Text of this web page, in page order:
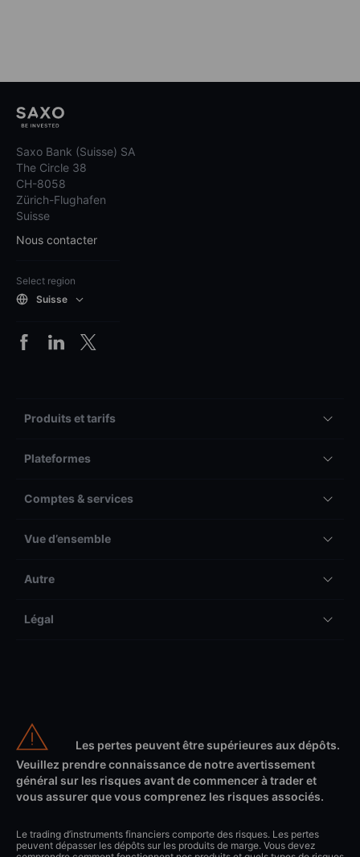
Saxo Bank (Suisse) SA
The Circle 38
CH-8058
Zürich-Flughafen
Suisse
Nous contacter
Select region
Suisse
Produits et tarifs
Plateformes
Comptes & services
Vue d’ensemble
Autre
Légal
Les pertes peuvent être supérieures aux dépôts.
Veuillez prendre connaissance de notre avertissement
général sur les risques avant de commencer à trader et
vous assurer que vous comprenez les risques associés.
Le trading d’instruments financiers comporte des risques. Les pertes
peuvent dépasser les dépôts sur les produits de marge. Vous devez